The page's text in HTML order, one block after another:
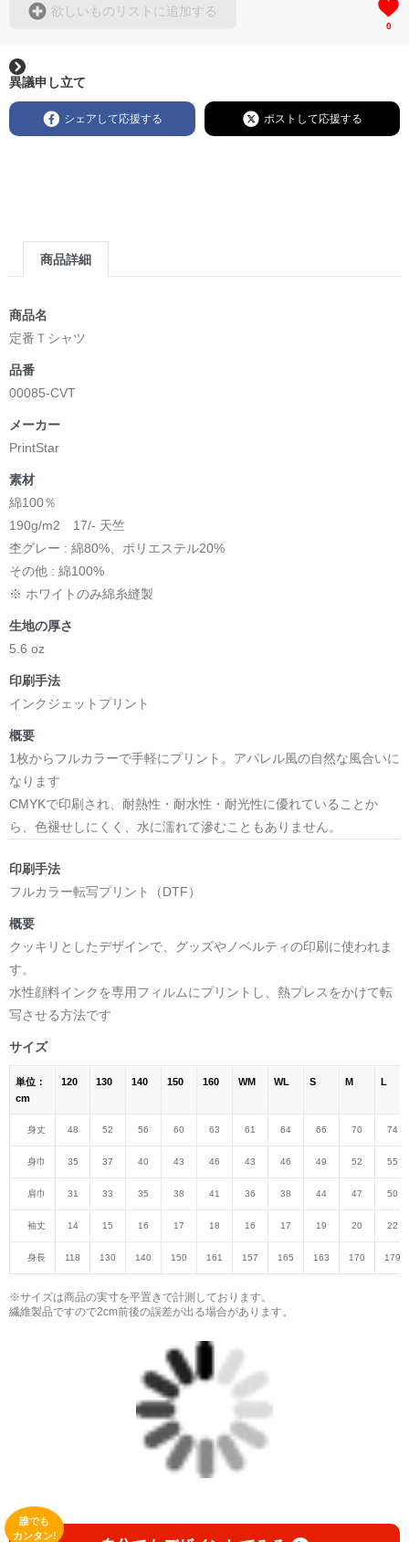
欲しいものリストに追加する
0
異議申し立て
シェアして応援する ポストして応援する
商品詳細
商品名
定番Ｔシャツ
品番
00085-CVT
メーカー
PrintStar
素材
綿100％
190g/m2 17/- 天竺
杢グレー : 綿80%、ポリエステル20%
その他 : 綿100%
※ ホワイトのみ綿糸縫製
生地の厚さ
5.6 oz
印刷手法
インクジェットプリント
概要
1枚からフルカラーで手軽にプリント。アパレル風の自然な風合いに
なります
CMYKで印刷され、耐熱性・耐水性・耐光性に優れていることか
ら、色褪せしにくく、水に濡れて滲むこともありません。
印刷手法
フルカラー転写プリント（DTF）
概要
クッキリとしたデザインで、グッズやノベルティの印刷に使われま
す。
水性顔料インクを専用フィルムにプリントし、熱プレスをかけて転
写させる方法です
サイズ
単位：
cm
120 130 140 150 160 WM WL S M L
身丈 48 52 56 60 63 61 64 66 70 74
身巾 35 37 40 43 46 43 46 49 52 55
肩巾 31 33 35 38 41 36 38 44 47 50
袖丈 14 15 16 17 18 16 17 19 20 22
身長 118 130 140 150 161 157 165 163 170 179
※サイズは商品の実寸を平置きで計測しております。
繊維製品ですので2cm前後の誤差が出る場合があります。
誰でも
カンタン!